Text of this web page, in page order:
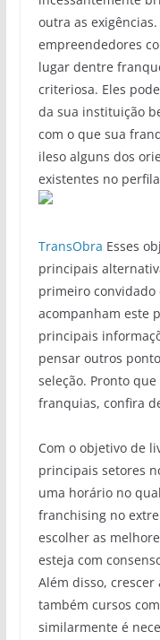
outra as
empreendedores
lugar dentre
criteriosa. Eles
da sua instituição
com o que sua
ileso alguns dos
existentes no
TransObra Esses
principais
primeiro convidado
acompanham este
principais
pensar outros
seleção. Pronto
franquias, confira
Com o objetivo de
principais setores
uma horário no
franchising no
escolher as
esteja com
Além disso,
também cursos
similarmente é